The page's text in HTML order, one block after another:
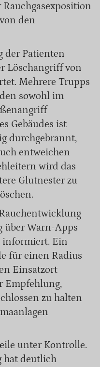
den
der Patienten
Löschangriff von
Mehrere Trupps
sowohl im
Gebäudes ist
durchgebrannt,
entweichen
wird das
Glutnester zu
über Warn-Apps
informiert. Ein
für einen Radius
Einsatzort
Empfehlung,
zu halten
unter Kontrolle.
hat deutlich